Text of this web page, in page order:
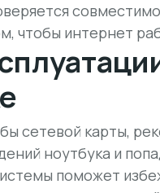
чтобы интернет
сетевой карты,
ноутбука и
поможет